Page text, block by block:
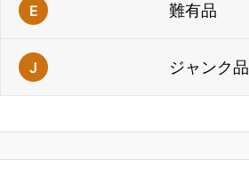
E 難有品
J ジャンク品